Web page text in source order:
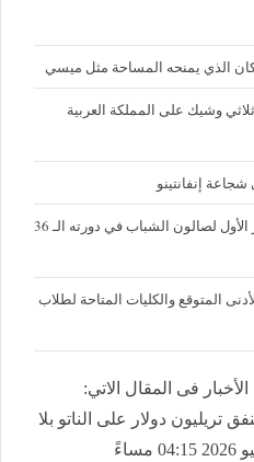
الذي يمنحه المساحة مثل ميسي
وشيك على المملكة العربية
إنفانتينو
"الفنون التشكيلية" يعلن نتيجة الفرز الأول لصالون الشباب في دورته الـ 36
الطبيعي 2026، الحد الأدنى المتوقع والكليات المتاحة لطلاب
فى المقال الاتي:
تريليون دولار على الناتو بلا